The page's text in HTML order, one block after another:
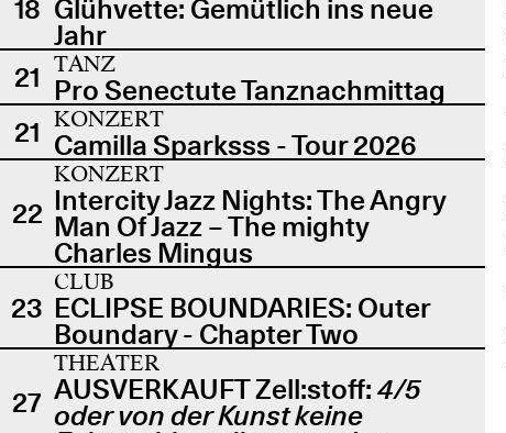
18 Glühvette: Gemütlich ins neue
Jahr
21 TANZ
Pro Senectute Tanznachmittag
21 KONZERT
Camilla Sparksss - Tour 2026
22
KONZERT
Intercity Jazz Nights: The Angry
Man Of Jazz – The mighty
Charles Mingus
23
CLUB
ECLIPSE BOUNDARIES: Outer
Boundary - Chapter Two
27
THEATER
AUSVERKAUFT Zell:stoff: 4/5
oder von der Kunst keine